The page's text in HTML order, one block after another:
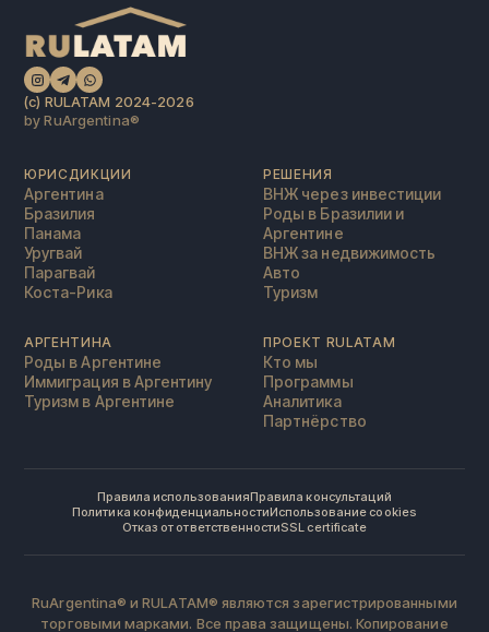
(c) RULATAM 2024-2026
by RuArgentina®️
ЮРИСДИКЦИИ
Аргентина
Бразилия
Панама
Уругвай
Парагвай
Коста-Рика
РЕШЕНИЯ
ВНЖ через инвестиции
Роды в Бразилии и
Аргентине
ВНЖ за недвижимость
Авто
Туризм
АРГЕНТИНА
Роды в Аргентине
Иммиграция в Аргентину
Туризм в Аргентине
ПРОЕКТ RULATAM
Кто мы
Программы
Аналитика
Партнёрство
Правила использованияПравила консультаций
Политика конфиденциальностиИспользование cookies
Отказ от ответственностиSSL certificate
RuArgentina® и RULATAM® являются зарегистрированными
торговыми марками. Все права защищены. Копирование